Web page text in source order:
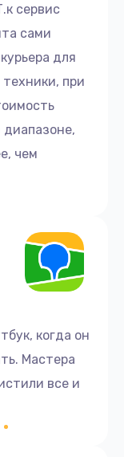
сервис
сами
для
при
диапазоне,
чем
когда он
Мастера
все и